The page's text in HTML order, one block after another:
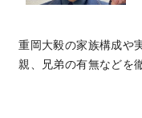
重岡大毅の家族構成や
親、兄弟の有無などを